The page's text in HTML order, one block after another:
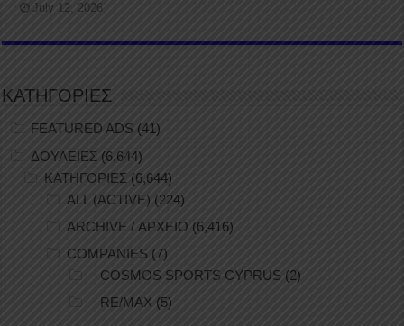
July 12, 2026
ΚΑΤΗΓΟΡΙΕΣ
FEATURED ADS (41)
ΔΟΥΛΕΙΕΣ (6,644)
ΚΑΤΗΓΟΡΙΕΣ (6,644)
ALL (ACTIVE) (224)
ARCHIVE / ΑΡΧΕΙΟ (6,416)
COMPANIES (7)
– COSMOS SPORTS CYPRUS (2)
– RE/MAX (5)